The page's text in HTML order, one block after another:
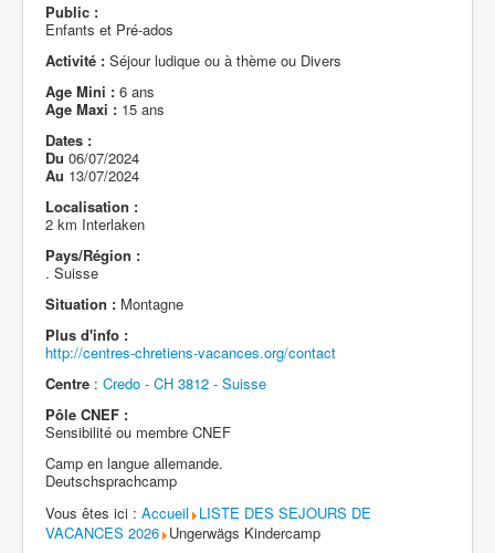
Public :
Enfants et Pré-ados
Activité : Séjour ludique ou à thème ou Divers
Age Mini : 6 ans
Age Maxi : 15 ans
Dates :
Du 06/07/2024
Au 13/07/2024
Localisation :
2 km Interlaken
Pays/Région :
. Suisse
Situation : Montagne
Plus d'info :
http://centres-chretiens-vacances.org/contact
Centre : Credo - CH 3812 - Suisse
Pôle CNEF :
Sensibilité ou membre CNEF
Camp en langue allemande.
Deutschsprachcamp
Vous êtes ici : Accueil LISTE DES SEJOURS DE
VACANCES 2026 Ungerwägs Kindercamp